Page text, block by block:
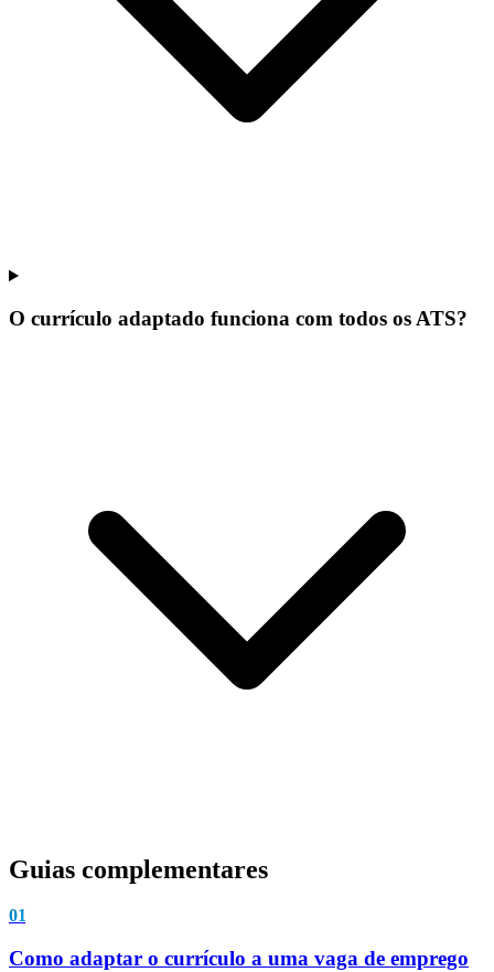
O currículo adaptado funciona com todos os ATS?
Guias complementares
01
Como adaptar o currículo a uma vaga de emprego